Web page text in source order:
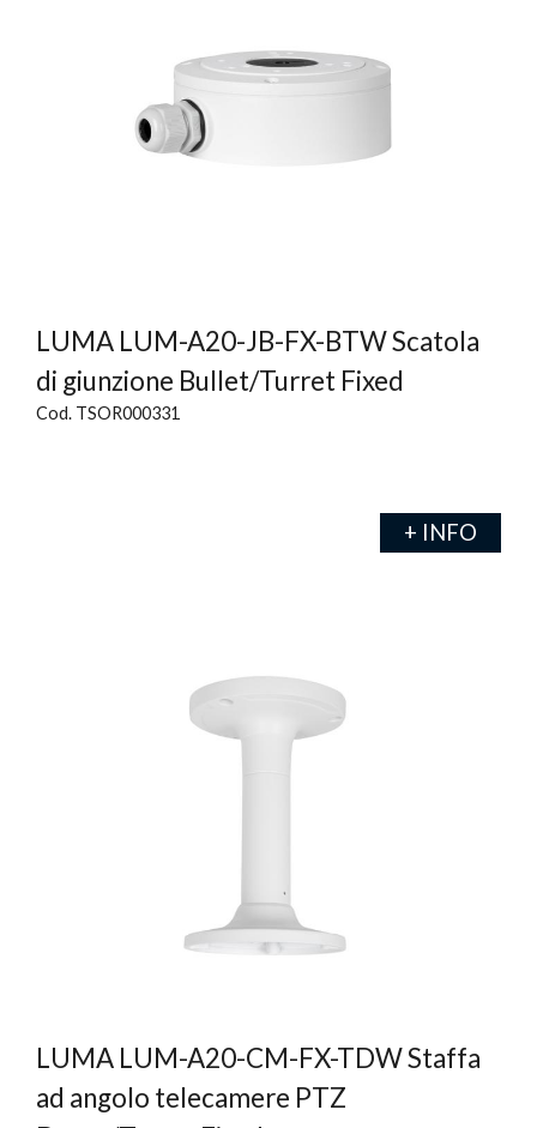
LUMA LUM-A20-JB-FX-BTW Scatola
di giunzione Bullet/Turret Fixed
Cod. TSOR000331
+ INFO
LUMA LUM-A20-CM-FX-TDW Staffa
ad angolo telecamere PTZ